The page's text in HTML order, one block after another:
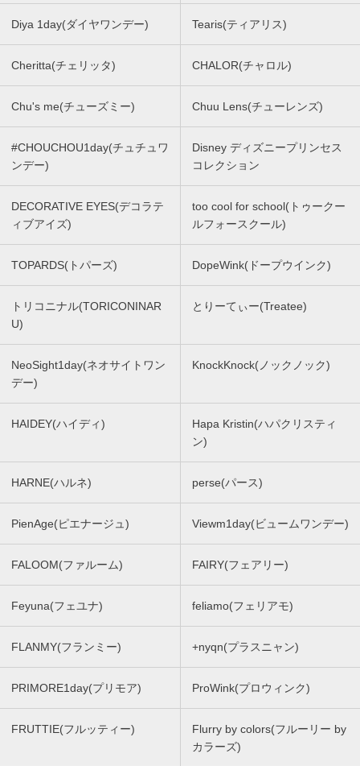
Diya 1day(ダイヤワンデー) Tearis(ティアリス)
Cheritta(チェリッタ) CHALOR(チャロル)
Chu's me(チューズミー) Chuu Lens(チューレンズ)
#CHOUCHOU1day(チュチュワ
ンデー)
Disney ディズニープリンセス
コレクション
DECORATIVE EYES(デコラテ
ィブアイズ)
too cool for school(トゥークー
ルフォースクール)
TOPARDS(トパーズ) DopeWink(ドープウインク)
トリコニナル(TORICONINAR
U)
とりーてぃー(Treatee)
NeoSight1day(ネオサイトワン
デー)
KnockKnock(ノックノック)
HAIDEY(ハイディ)
Hapa Kristin(ハパクリスティ
ン)
HARNE(ハルネ) perse(パース)
PienAge(ピエナージュ) Viewm1day(ビュームワンデー)
FALOOM(ファルーム) FAIRY(フェアリー)
Feyuna(フェユナ) feliamo(フェリアモ)
FLANMY(フランミー) +nyqn(プラスニャン)
PRIMORE1day(プリモア) ProWink(プロウィンク)
FRUTTIE(フルッティー)
Flurry by colors(フルーリー by
カラーズ)